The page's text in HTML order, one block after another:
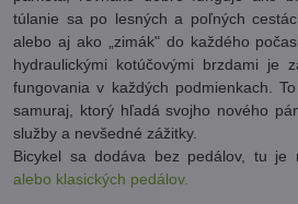
túlanie sa po lesných a poľných
alebo aj ako „zimák" do každého
hydraulickými kotúčovými brzdami je
fungovania v každých podmienkach.
samuraj, ktorý hľadá svojho nového
služby a nevšedné zážitky.
Bicykel sa dodáva bez pedálov, tu je
alebo klasických pedálov.